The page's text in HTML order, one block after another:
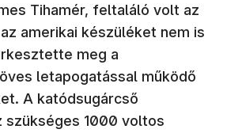
Tihamér, feltaláló volt az
amerikai készüléket nem is
meg a
letapogatással működő
A katódsugárcső
szükséges 1000 voltos